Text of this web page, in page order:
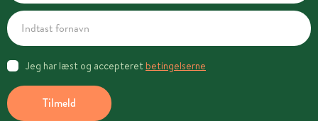
Tilmeld
Jeg har læst og accepteret betingelserne